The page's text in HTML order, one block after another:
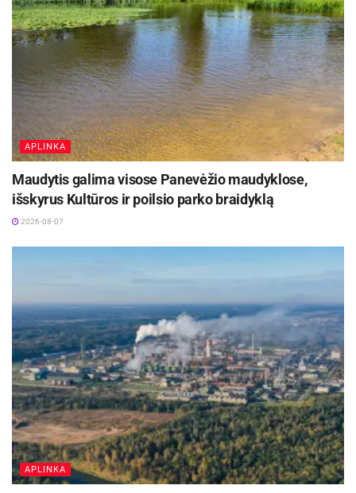
APLINKA
Maudytis galima visose Panevėžio maudyklose,
išskyrus Kultūros ir poilsio parko braidyklą
2026-08-07
APLINKA